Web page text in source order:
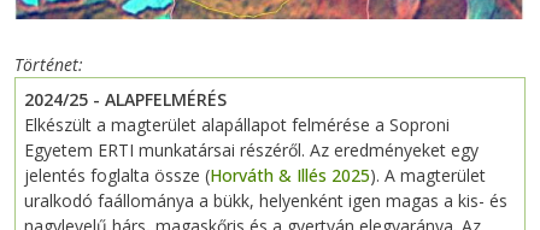
Történet
2024/25 - ALAPFELMÉRÉS
Elkészült a magterület alapállapot felmérése a Soproni
Egyetem ERTI munkatársai részéről. Az eredményeket egy
jelentés foglalta össze (Horváth & Illés 2025). A magterület
uralkodó faállománya a bükk, helyenként igen magas a kis- és